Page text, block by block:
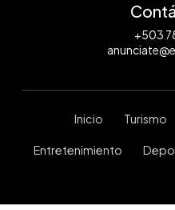
+503
Inicio Turismo
Entretenimiento